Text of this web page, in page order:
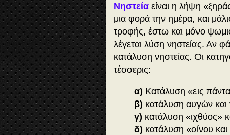
Νηστεία είναι η λήψη
μια φορά την ημέρα, και
τροφής, έστω και μόνο
λέγεται λύση νηστείας. Αν
κατάλυση νηστείας. Οι
τέσσερις:
α) Κατάλυση «εις
β) κατάλυση αυγών και
γ) κατάλυση «ιχθύος»
δ) κατάλυση «οίνου και